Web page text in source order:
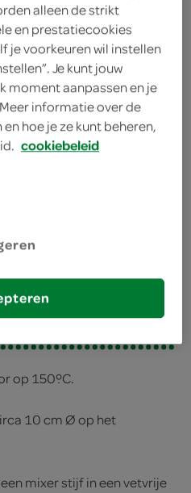
kies je winkel
op 150ºC.
10 cm Ø op het
mixer stijf in een vetvrije
alleen de strikt
en prestatiecookies
je voorkeuren wil instellen
Je kunt jouw
moment aanpassen en je
informatie over de
hoe je ze kunt beheren,
cookiebeleid